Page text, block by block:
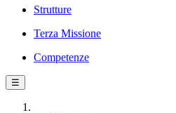
Strutture
Terza Missione
Competenze
☰